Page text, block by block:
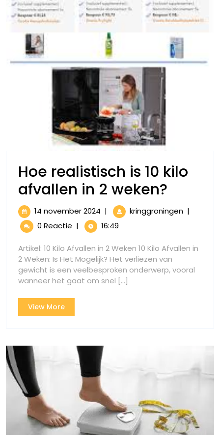
Hoe realistisch is 10 kilo
afvallen in 2 weken?
10
kilo
14 november 2024 14
november
| kringgroningenHoe
kilo
afvallen
in
|
0 Reactie | 16:49
Artikel: 10 Kilo Afvallen in 2 Weken 10 Kilo Afvallen in
2 Weken: Is Het Mogelijk? Het verliezen van
gewicht is een veelbesproken onderwerp, vooral
wanneer het gaat om snel [...]
View MoreView
More